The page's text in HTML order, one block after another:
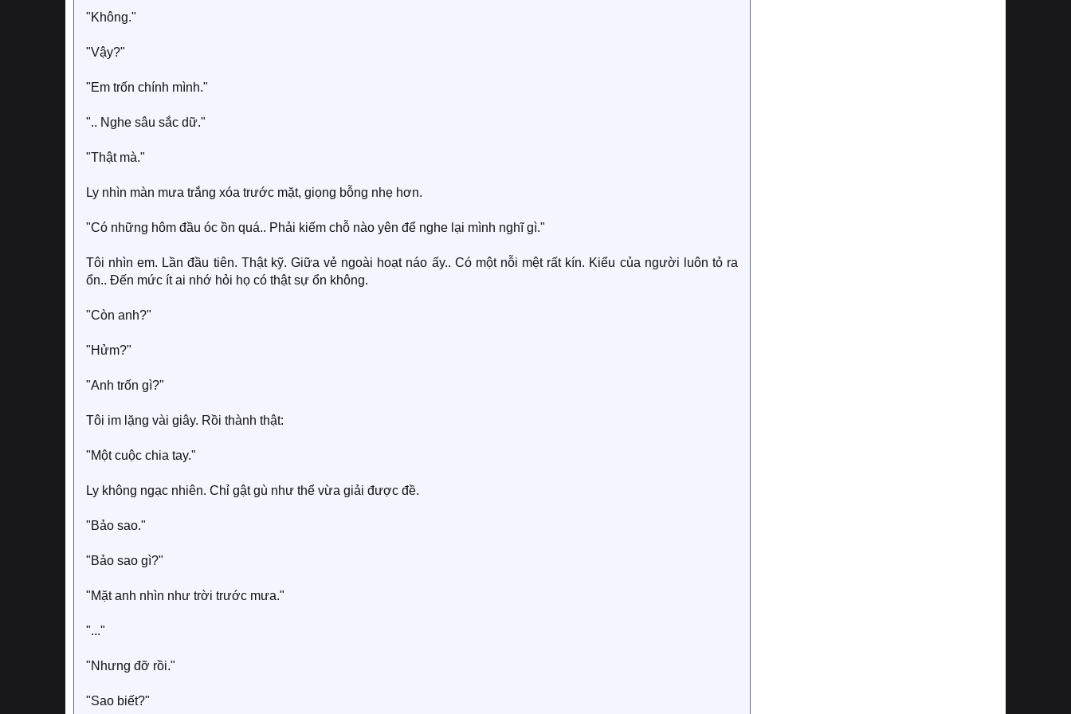
"Không."
"Vậy?"
"Em trốn chính mình."
".. Nghe sâu sắc dữ."
"Thật mà."
Ly nhìn màn mưa trắng xóa trước mặt, giọng bỗng nhẹ hơn.
"Có những hôm đầu óc ồn quá.. Phải kiếm chỗ nào yên để nghe lại mình nghĩ gì."
Tôi nhìn em. Lần đầu tiên. Thật kỹ. Giữa vẻ ngoài hoạt náo ấy.. Có một nỗi mệt rất kín. Kiểu của người luôn tỏ ra
ổn.. Đến mức ít ai nhớ hỏi họ có thật sự ổn không.
"Còn anh?"
"Hửm?"
"Anh trốn gì?"
Tôi im lặng vài giây. Rồi thành thật:
"Một cuộc chia tay."
Ly không ngạc nhiên. Chỉ gật gù như thể vừa giải được đề.
"Bảo sao."
"Bảo sao gì?"
"Mặt anh nhìn như trời trước mưa."
"..."
"Nhưng đỡ rồi."
"Sao biết?"